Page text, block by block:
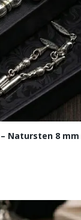
Natursten 8